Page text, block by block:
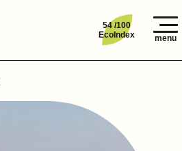
54 /100
EcoIndex
menu